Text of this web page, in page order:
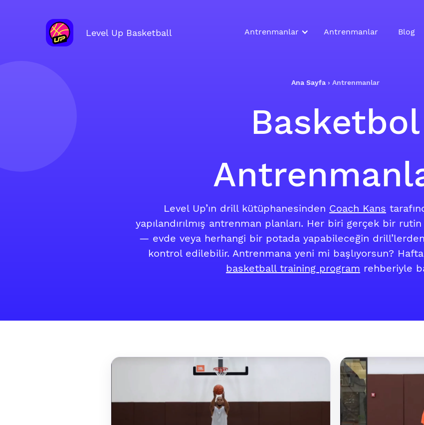
Level Up Basketball Antrenmanlar Antrenmanlar Blog
Ana Sayfa› Antrenmanlar
Basketbol
Level Up’ın drill kütüphanesinden Coach Kans
yapılandırılmış antrenman planları. Her biri gerçek bir
— evde veya herhangi bir potada yapabileceğin
kontrol edilebilir. Antrenmana yeni mi başlıyorsun?
basketball training program rehberiyle